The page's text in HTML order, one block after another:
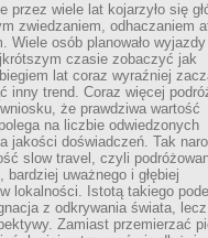
przez wiele lat kojarzyło się
zwiedzaniem, odhaczaniem
Wiele osób planowało
czasie zobaczyć jak
lat coraz wyraźniej
inny trend. Coraz więcej
że prawdziwa wartość
na liczbie odwiedzonych
jakości doświadczeń. Tak
slow travel, czyli
bardziej uważnego i głębiej
lokalności. Istotą takiego
z odkrywania świata, lecz
Zamiast przemierzać